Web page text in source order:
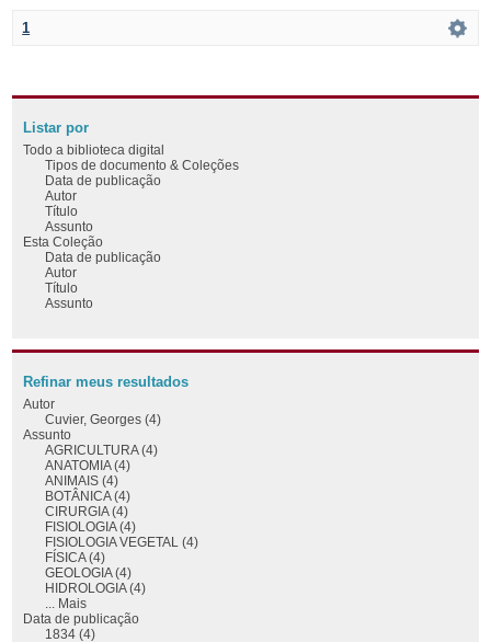
1
Listar por
Todo a biblioteca digital
Tipos de documento & Coleções
Data de publicação
Autor
Título
Assunto
Esta Coleção
Data de publicação
Autor
Título
Assunto
Refinar meus resultados
Autor
Cuvier, Georges (4)
Assunto
AGRICULTURA (4)
ANATOMIA (4)
ANIMAIS (4)
BOTÂNICA (4)
CIRURGIA (4)
FISIOLOGIA (4)
FISIOLOGIA VEGETAL (4)
FÍSICA (4)
GEOLOGIA (4)
HIDROLOGIA (4)
... Mais
Data de publicação
1834 (4)